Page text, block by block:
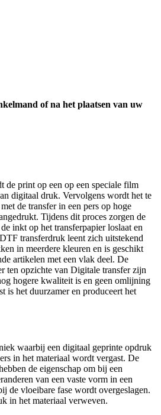
of na het plaatsen van uw
print op een op een speciale film
digitaal druk. Vervolgens wordt het te
de transfer in een pers op hoge
Tijdens dit proces zorgen de
inkt op het transferpapier loslaat en
transferdruk leent zich uitstekend
in meerdere kleuren en is geschikt
artikelen met een vlak deel. De
ten opzichte van Digitale transfer zijn
hogere kwaliteit is en geen omlijning
is het duurzamer en produceert het
waarbij een digitaal geprinte opdruk
in het materiaal wordt vergast. De
de eigenschap om bij een
van een vaste vorm in een
de vloeibare fase wordt overgeslagen.
in het materiaal verweven.